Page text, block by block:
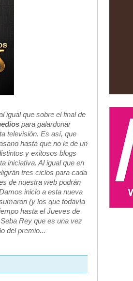
igual que sobre el final de
para galardonar
televisión. Es así, que
hasta que no le de un
y exitosos blogs
iniciativa. Al igual que en
tres ciclos para cada
de nuestra web podrán
inicio a esta nueva
(y los que todavía
hasta el Jueves de
Rey que es una vez
del premio...